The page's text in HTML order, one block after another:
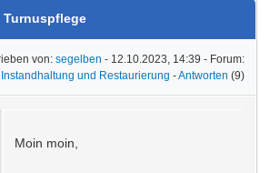
Turnuspflege
von: segelben - 12.10.2023, 14:39 - Forum:
Instandhaltung und Restaurierung -Antworten (9)
Moin moin,